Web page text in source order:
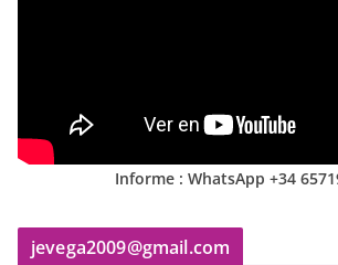
Informe : WhatsApp +34
jevega2009@gmail.com